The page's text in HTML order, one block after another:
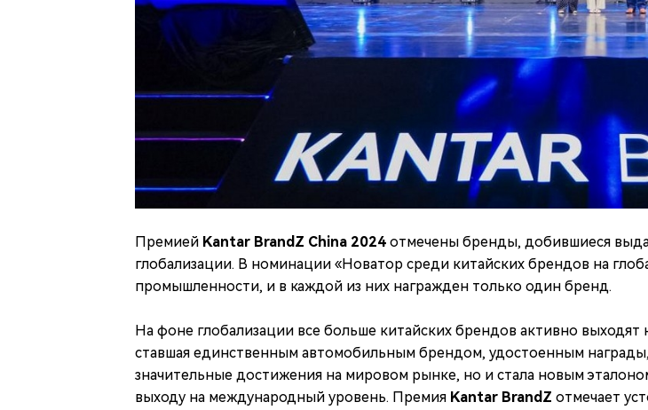
Премией Kantar BrandZ China 2024 отмечены бренды, добившиеся
глобализации. В номинации «Новатор среди китайских брендов на
промышленности, и в каждой из них награжден только один бренд.
На фоне глобализации все больше китайских брендов активно
ставшая единственным автомобильным брендом, удостоенным
значительные достижения на мировом рынке, но и стала новым
выходу на международный уровень. Премия Kantar BrandZ отмечает